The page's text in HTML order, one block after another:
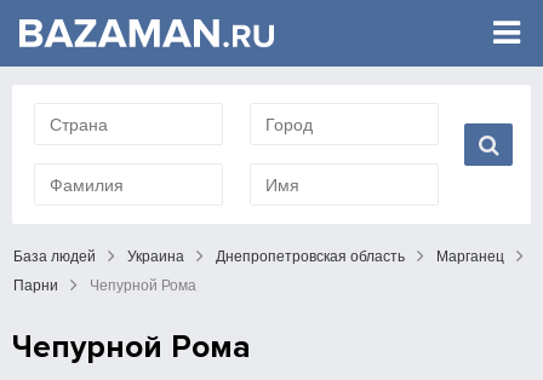
База людей Украина Днепропетровская область
Марганец
Парни
Чепурной Рома
Чепурной Рома